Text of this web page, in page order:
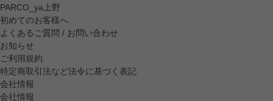
PARCO_ya上野
初めてのお客様へ
よくあるご質問 / お問い合わせ
お知らせ
ご利用規約
特定商取引法など法令に基づく表記
会社情報
会社情報